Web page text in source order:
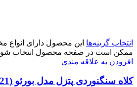
انتخاب گزینه‌ها این محصول دارای انواع
ممکن است در صفحه محصول انتخاب
افزودن به علاقه مندی
کلاه سنگنوردی پتزل مدل بورئو (2021)